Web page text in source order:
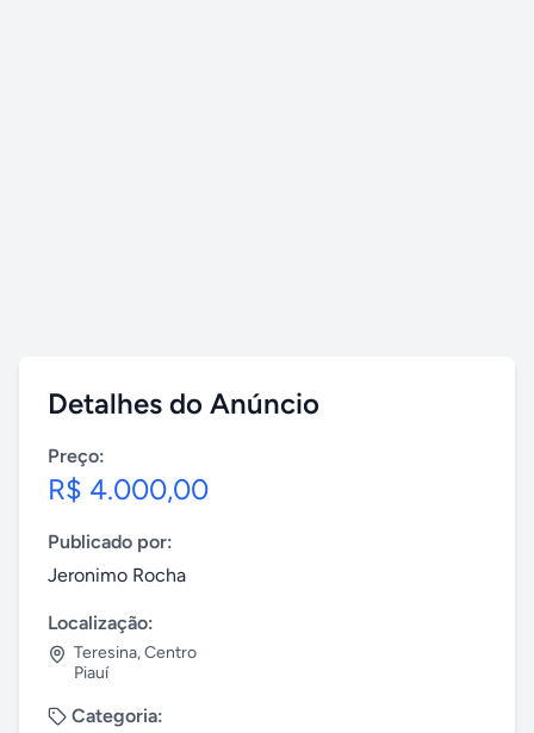
Detalhes do Anúncio
Preço:
R$ 4.000,00
Publicado por:
Jeronimo Rocha
Localização:
Teresina,Centro
Piauí
Categoria: